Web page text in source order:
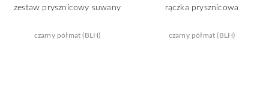
zestaw prysznicowy suwany
czarny półmat (BLH)
rączka prysznicowa
czarny półmat (BLH)